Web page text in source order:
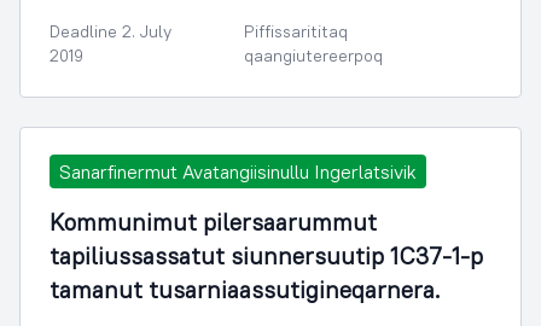
Deadline 2. July
2019
Piffissarititaq
qaangiutereerpoq
Sanarfinermut Avatangiisinullu Ingerlatsivik
Kommunimut pilersaarummut
tapiliussassatut siunnersuutip 1C37-1-p
tamanut tusarniaassutigineqarnera.